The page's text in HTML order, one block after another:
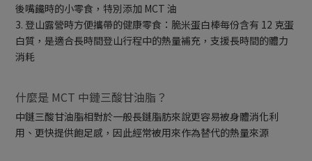
後嘴饞時的小零食，特別添加 MCT 油
3. 登山露營時方便攜帶的健康零食：脆米蛋白棒每份含有 12 克蛋
白質，是適合長時間登山行程中的熱量補充，支援長時間的體力
消耗
什麼是 MCT 中鏈三酸甘油脂？
中鏈三酸甘油脂相對於一般長鏈脂肪來說更容易被身體消化利
用、更快提供飽足感，因此經常被用來作為替代的熱量來源